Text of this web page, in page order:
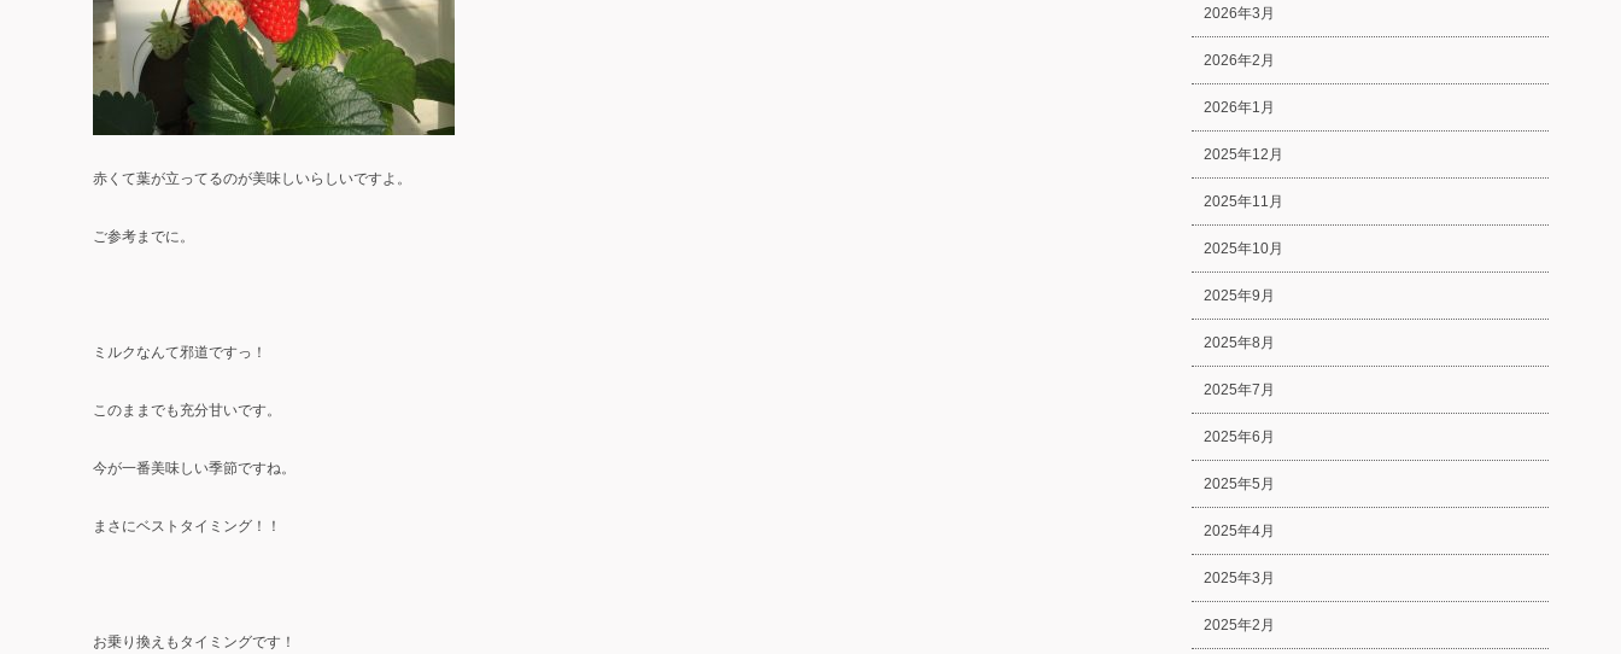
赤くて葉が立ってるのが美味しいらしいですよ。
ご参考までに。
ミルクなんて邪道ですっ！
このままでも充分甘いです。
今が一番美味しい季節ですね。
まさにベストタイミング！！
お乗り換えもタイミングです！
2026年3月
2026年2月
2026年1月
2025年12月
2025年11月
2025年10月
2025年9月
2025年8月
2025年7月
2025年6月
2025年5月
2025年4月
2025年3月
2025年2月